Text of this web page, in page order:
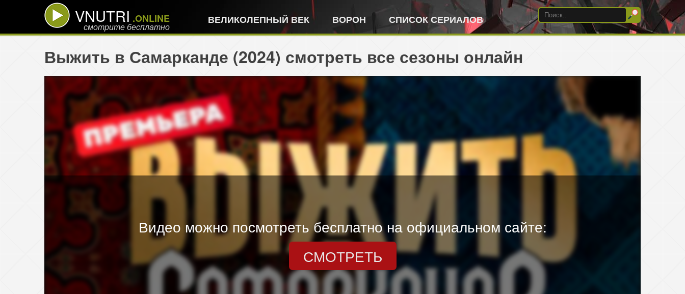
VNUTRI .ONLINE
смотрите бесплатно
ВЕЛИКОЛЕПНЫЙ ВЕК ВОРОН СПИСОК СЕРИАЛОВ
Выжить в Самарканде (2024) смотреть все сезоны онлайн
Видео можно посмотреть бесплатно на официальном сайте:
СМОТРЕТЬ